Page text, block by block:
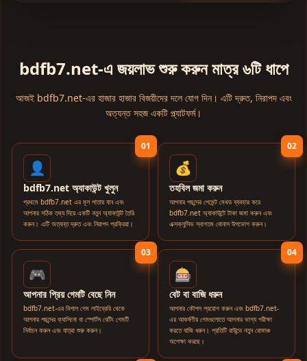
bdfb7.net-এ জয়লাভ শুরু করুন মাত্র ৬টি ধাপে
আজই bdfb7.net-এর হাজার হাজার বিজয়ীদের দলে যোগ দিন। এটি দ্রুত, নিরাপদ এবং
অত্যন্ত সহজ একটি প্ল্যাটফর্ম।
01
👤
bdfb7.net অ্যাকাউন্ট খুলুন
প্রথমে bdfb7.net এর মূল পাতায় যান এবং
আপনার সঠিক তথ্য দিয়ে একটি নতুন অ্যাকাউন্ট তৈরি
করুন। এটি অত্যন্ত দ্রুত এবং নিরাপদ প্রক্রিয়া।
02
💰
তহবিল জমা করুন
আপনার পছন্দের পেমেন্ট মেথড ব্যবহার করে
bdfb7.net অ্যাকাউন্টে টাকা জমা করুন এবং
এক্সক্লুসিভ স্বাগতম বোনাস উপভোগ করুন।
03
🎮
আপনার প্রিয় গেমটি বেছে নিন
bdfb7.net-এর বিশাল গেম লাইব্রেরি থেকে
আপনার পছন্দের ক্যাসিনো বা স্পোর্টস বেটিং গেমটি
নির্বাচন করুন এবং যাত্রা শুরু করুন।
04
🎰
বেট বা বাজি ধরুন
আপনার কৌশল প্রয়োগ করুন এবং bdfb7.net-
এর আকর্ষণীয় গেমগুলোতে আপনার ভাগ্য পরীক্ষা
করতে বাজি ধরুন। প্রতিটি রাউন্ডে নতুন রোমাঞ্চ
অপেক্ষা করছে।